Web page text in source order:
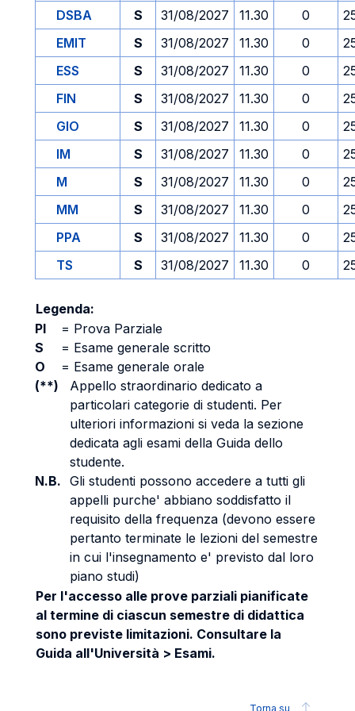
DSBA S 31/08/2027 11.30 0
EMIT
S 31/08/2027 11.30 0
ESS
S 31/08/2027 11.30 0
FIN
S 31/08/2027 11.30 0
GIO
S 31/08/2027 11.30 0
IM
S 31/08/2027 11.30 0
M
S 31/08/2027 11.30 0
MM
S 31/08/2027 11.30 0
PPA
S 31/08/2027 11.30 0
TS
S 31/08/2027 11.30 0
Legenda:
PI
= Prova Parziale
S
= Esame generale scritto
O
= Esame generale orale
(**)
Appello straordinario dedicato a
particolari categorie di studenti. Per
ulteriori informazioni si veda la sezione
dedicata agli esami della Guida dello
studente.
N.B. Gli studenti possono accedere a tutti gli
appelli purche' abbiano soddisfatto il
requisito della frequenza (devono essere
pertanto terminate le lezioni del semestre
in cui l'insegnamento e' previsto dal loro
piano studi)
Per l'accesso alle prove parziali pianificate
al termine di ciascun semestre di didattica
sono previste limitazioni. Consultare la
Guida all'Università > Esami.
Torna su